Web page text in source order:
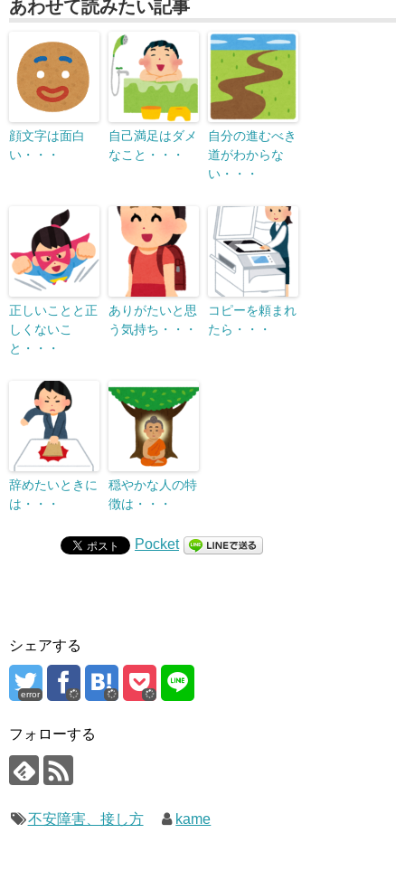
あわせて読みたい記事
顔文字は面白
い・・・
自己満足はダメ
なこと・・・
自分の進むべき
道がわからな
い・・・
正しいことと正
しくないこ
と・・・
ありがたいと思
う気持ち・・・
コピーを頼まれ
たら・・・
辞めたいときに
は・・・
穏やかな人の特
徴は・・・
Pocket
シェアする
error
フォローする
不安障害、接し方 kame